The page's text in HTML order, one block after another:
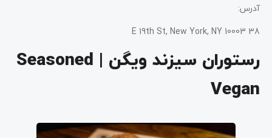
آدرس:
38 E 19th St, New York, NY 10003
رستوران سیزند ویگن | Seasoned
Vegan